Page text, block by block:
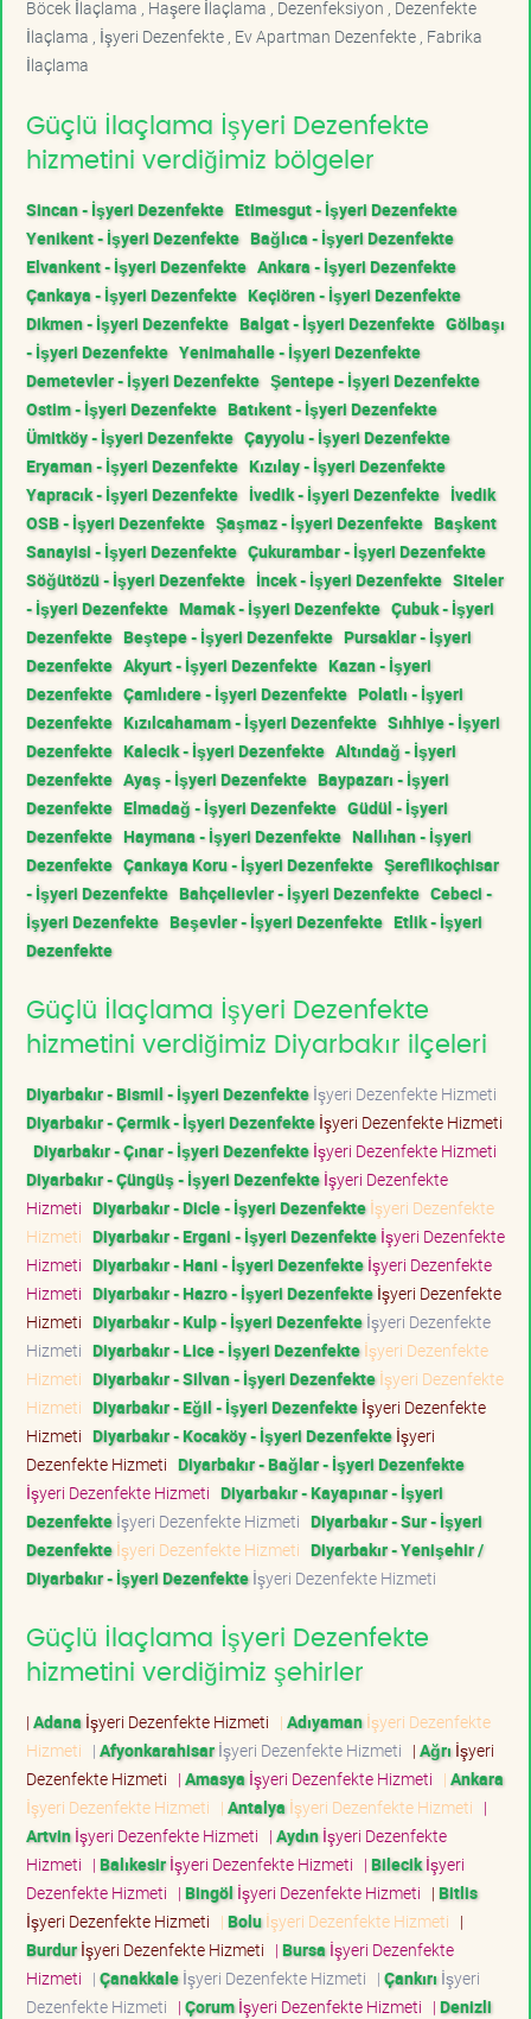
Böcek İlaçlama , Haşere İlaçlama , Dezenfeksiyon , Dezenfekte
İlaçlama , İşyeri Dezenfekte , Ev Apartman Dezenfekte , Fabrika
İlaçlama
Güçlü İlaçlama İşyeri Dezenfekte
hizmetini verdiğimiz bölgeler
Sincan - İşyeri Dezenfekte Etimesgut - İşyeri Dezenfekte
Yenikent - İşyeri Dezenfekte Bağlıca - İşyeri Dezenfekte
Elvankent - İşyeri Dezenfekte Ankara - İşyeri Dezenfekte
Çankaya - İşyeri Dezenfekte Keçiören - İşyeri Dezenfekte
Dikmen - İşyeri Dezenfekte Balgat - İşyeri Dezenfekte Gölbaşı
- İşyeri Dezenfekte Yenimahalle - İşyeri Dezenfekte
Demetevler - İşyeri Dezenfekte Şentepe - İşyeri Dezenfekte
Ostim - İşyeri Dezenfekte Batıkent - İşyeri Dezenfekte
Ümitköy - İşyeri Dezenfekte Çayyolu - İşyeri Dezenfekte
Eryaman - İşyeri Dezenfekte Kızılay - İşyeri Dezenfekte
Yapracık - İşyeri Dezenfekte İvedik - İşyeri Dezenfekte İvedik
OSB - İşyeri Dezenfekte Şaşmaz - İşyeri Dezenfekte Başkent
Sanayisi - İşyeri Dezenfekte Çukurambar - İşyeri Dezenfekte
Söğütözü - İşyeri Dezenfekte İncek - İşyeri Dezenfekte Siteler
- İşyeri Dezenfekte Mamak - İşyeri Dezenfekte Çubuk - İşyeri
Dezenfekte Beştepe - İşyeri Dezenfekte Pursaklar - İşyeri
Dezenfekte Akyurt - İşyeri Dezenfekte Kazan - İşyeri
Dezenfekte Çamlıdere - İşyeri Dezenfekte Polatlı - İşyeri
Dezenfekte Kızılcahamam - İşyeri Dezenfekte Sıhhiye - İşyeri
Dezenfekte Kalecik - İşyeri Dezenfekte Altındağ - İşyeri
Dezenfekte Ayaş - İşyeri Dezenfekte Baypazarı - İşyeri
Dezenfekte Elmadağ - İşyeri Dezenfekte Güdül - İşyeri
Dezenfekte Haymana - İşyeri Dezenfekte Nallıhan - İşyeri
Dezenfekte Çankaya Koru - İşyeri Dezenfekte Şereflikoçhisar
- İşyeri Dezenfekte Bahçelievler - İşyeri Dezenfekte Cebeci -
İşyeri Dezenfekte Beşevler - İşyeri Dezenfekte Etlik - İşyeri
Dezenfekte
Güçlü İlaçlama İşyeri Dezenfekte
hizmetini verdiğimiz Diyarbakır ilçeleri
Diyarbakır - Bismil - İşyeri Dezenfekteİşyeri Dezenfekte Hizmeti
Diyarbakır - Çermik - İşyeri Dezenfekteİşyeri Dezenfekte Hizmeti
Diyarbakır - Çınar - İşyeri Dezenfekteİşyeri Dezenfekte Hizmeti
Diyarbakır - Çüngüş - İşyeri Dezenfekteİşyeri Dezenfekte
Hizmeti Diyarbakır - Dicle - İşyeri Dezenfekteİşyeri Dezenfekte
Hizmeti Diyarbakır - Ergani - İşyeri Dezenfekteİşyeri Dezenfekte
Hizmeti Diyarbakır - Hani - İşyeri Dezenfekteİşyeri Dezenfekte
Hizmeti Diyarbakır - Hazro - İşyeri Dezenfekteİşyeri Dezenfekte
Hizmeti Diyarbakır - Kulp - İşyeri Dezenfekteİşyeri Dezenfekte
Hizmeti Diyarbakır - Lice - İşyeri Dezenfekteİşyeri Dezenfekte
Hizmeti Diyarbakır - Silvan - İşyeri Dezenfekteİşyeri Dezenfekte
Hizmeti Diyarbakır - Eğil - İşyeri Dezenfekteİşyeri Dezenfekte
Hizmeti Diyarbakır - Kocaköy - İşyeri Dezenfekteİşyeri
Dezenfekte Hizmeti Diyarbakır - Bağlar - İşyeri Dezenfekte
İşyeri Dezenfekte Hizmeti Diyarbakır - Kayapınar - İşyeri
Dezenfekteİşyeri Dezenfekte Hizmeti Diyarbakır - Sur - İşyeri
Dezenfekteİşyeri Dezenfekte Hizmeti Diyarbakır - Yenişehir /
Diyarbakır - İşyeri Dezenfekteİşyeri Dezenfekte Hizmeti
Güçlü İlaçlama İşyeri Dezenfekte
hizmetini verdiğimiz şehirler
| Adana İşyeri Dezenfekte Hizmeti | Adıyamanİşyeri Dezenfekte
Hizmeti | Afyonkarahisarİşyeri Dezenfekte Hizmeti | Ağrı İşyeri
Dezenfekte Hizmeti | Amasya İşyeri Dezenfekte Hizmeti | Ankara
İşyeri Dezenfekte Hizmeti | Antalya İşyeri Dezenfekte Hizmeti |
Artvinİşyeri Dezenfekte Hizmeti | Aydınİşyeri Dezenfekte
Hizmeti | Balıkesirİşyeri Dezenfekte Hizmeti | Bilecikİşyeri
Dezenfekte Hizmeti | Bingöl İşyeri Dezenfekte Hizmeti | Bitlis
İşyeri Dezenfekte Hizmeti | Boluİşyeri Dezenfekte Hizmeti |
Burdurİşyeri Dezenfekte Hizmeti | Bursa İşyeri Dezenfekte
Hizmeti | Çanakkaleİşyeri Dezenfekte Hizmeti | Çankırı İşyeri
Dezenfekte Hizmeti | Çorumİşyeri Dezenfekte Hizmeti | Denizli